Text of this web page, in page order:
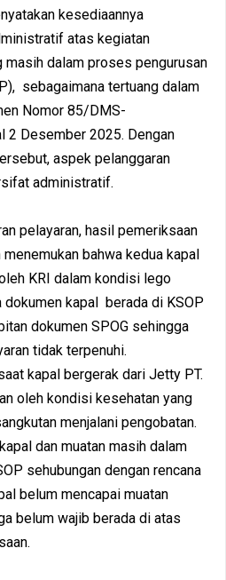
kesediaannya
atas kegiatan
masih dalam proses pengurusan
sebagaimana tertuang dalam
Nomor 85/DMS-
Desember 2025. Dengan
aspek pelanggaran
administratif.
pelayaran, hasil pemeriksaan
bahwa kedua kapal
KRI dalam kondisi lego
kapal berada di KSOP
dokumen SPOG sehingga
tidak terpenuhi.
kapal bergerak dari Jetty PT.
oleh kondisi kesehatan yang
menjalani pengobatan.
dan muatan masih dalam
sehubungan dengan rencana
belum mencapai muatan
belum wajib berada di atas